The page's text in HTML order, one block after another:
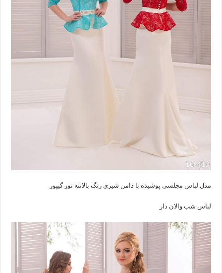
مدل لباس مجلسی پوشیده با دامن شیری رنگ بالاتنه تور گیپور
لباس شب والان دار